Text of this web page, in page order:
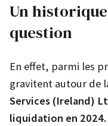
Un
question
En effet, parmi les
gravitent autour de
Services (Ireland)
liquidation en 2024.